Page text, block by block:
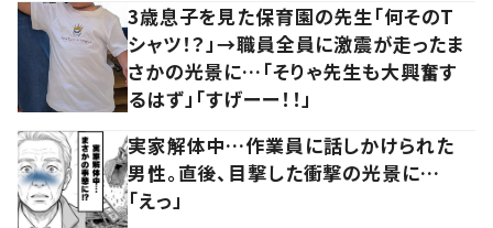
3歳息子を見た保育園の先生「何そのT
シャツ！？」→職員全員に激震が走ったま
さかの光景に…「そりゃ先生も大興奮す
るはず」「すげーー！！」
実家解体中…作業員に話しかけられた
男性。直後、目撃した衝撃の光景に…
「えっ」